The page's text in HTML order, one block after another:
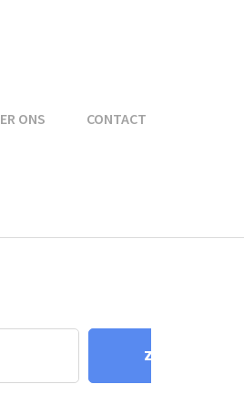
ONS CONTACT
Zoeken